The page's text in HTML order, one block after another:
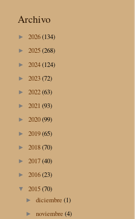
Archivo
► 2026(134)
► 2025(268)
► 2024(124)
► 2023(72)
► 2022(63)
► 2021 (93)
► 2020(99)
► 2019(65)
► 2018(70)
► 2017(40)
► 2016(23)
▼ 2015(70)
►diciembre(1)
►noviembre(4)